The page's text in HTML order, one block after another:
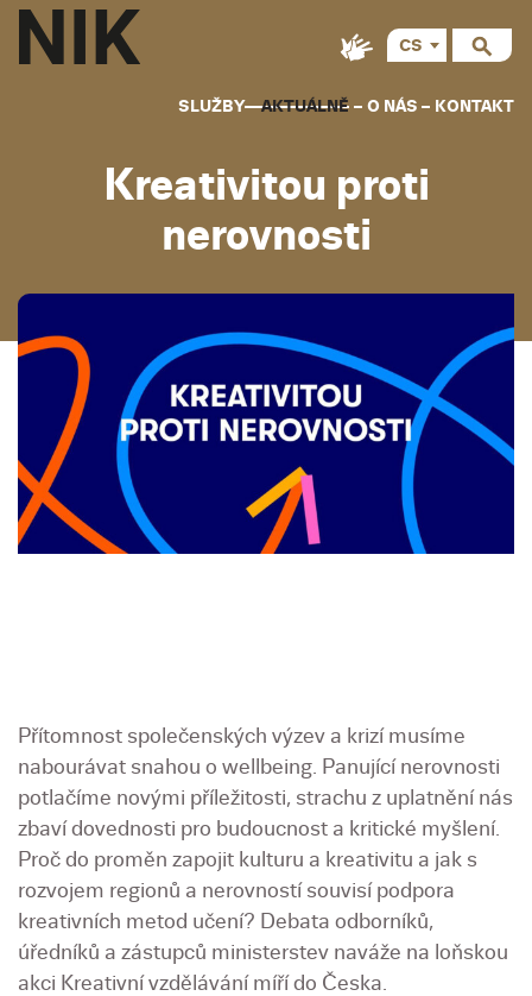
SLUŽBY AKTUÁLNĚ O NÁS KONTAKT
CS
Kreativitou proti
nerovnosti
Přítomnost společenských výzev a krizí musíme
nabourávat snahou o wellbeing. Panující nerovnosti
potlačíme novými příležitosti, strachu z uplatnění nás
zbaví dovednosti pro budoucnost a kritické myšlení.
Proč do proměn zapojit kulturu a kreativitu a jak s
rozvojem regionů a nerovností souvisí podpora
kreativních metod učení? Debata odborníků,
úředníků a zástupců ministerstev naváže na loňskou
akci Kreativní vzdělávání míří do Česka.